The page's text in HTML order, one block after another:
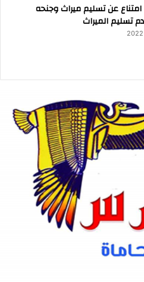
امتناع عن تسليم ميراث وجنحه
تسليم الميراث